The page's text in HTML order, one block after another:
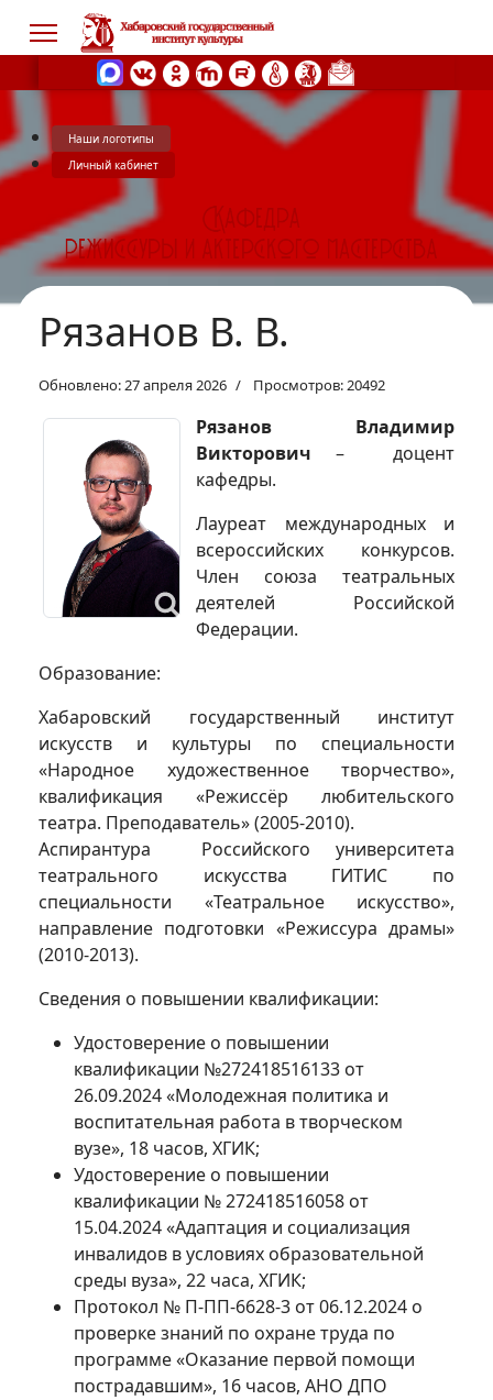
Наши логотипы
Личный кабинет
Рязанов В. В.
Обновлено: 27 апреля 2026 Просмотров: 20492
Рязанов Владимир
Викторович – доцент
кафедры.
Лауреат международных и
всероссийских конкурсов.
Член союза театральных
деятелей Российской
Федерации.
Образование:
Хабаровский государственный институт
искусств и культуры по специальности
«Народное художественное творчество»,
квалификация «Режиссёр любительского
театра. Преподаватель» (2005-2010).
Аспирантура Российского университета
театрального искусства ГИТИС по
специальности «Театральное искусство»,
направление подготовки «Режиссура драмы»
(2010-2013).
Сведения о повышении квалификации:
Удостоверение о повышении
квалификации №272418516133 от
26.09.2024 «Молодежная политика и
воспитательная работа в творческом
вузе», 18 часов, ХГИК;
Удостоверение о повышении
квалификации № 272418516058 от
15.04.2024 «Адаптация и социализация
инвалидов в условиях образовательной
среды вуза», 22 часа, ХГИК;
Протокол № П-ПП-6628-3 от 06.12.2024 о
проверке знаний по охране труда по
программе «Оказание первой помощи
пострадавшим», 16 часов, АНО ДПО